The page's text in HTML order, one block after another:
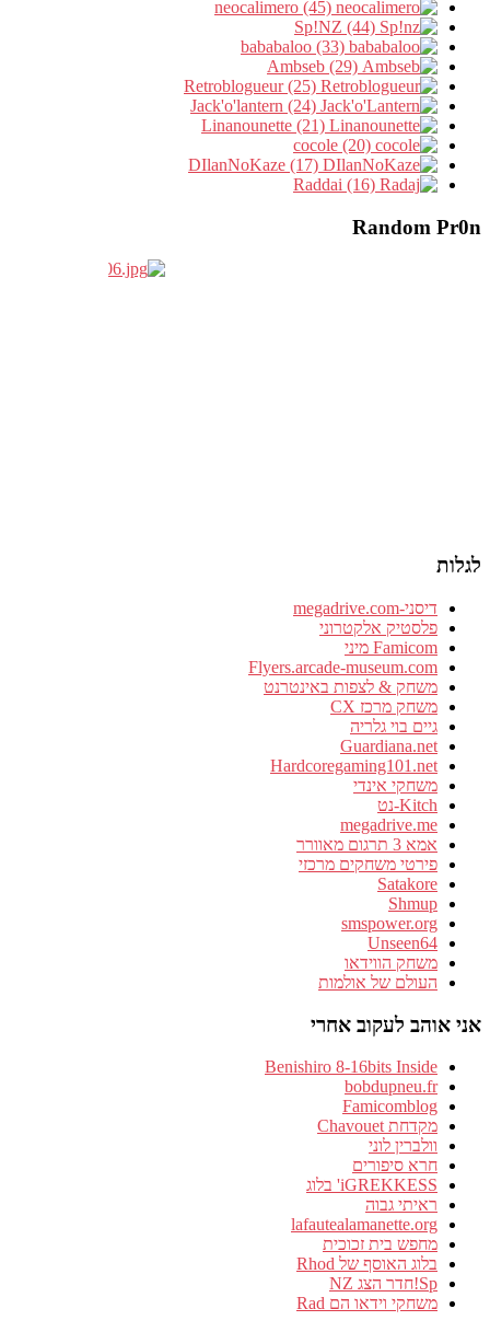
Random Pr0n
לגלות
דיסני-megadrive.com
פלסטיק אלקטרוני
Famicom מיני
Flyers.arcade-museum.com
משחק & לצפות באינטרנט
משחק מרכז CX
גיים בוי גלריה
Guardiana.net
Hardcoregaming101.net
משחקי אינדי
Kitch-נט
megadrive.me
אמא 3 תרגום מאוורר
פירטי משחקים מרכזי
Satakore
Shmup
smspower.org
Unseen64
משחק הווידאו
העולם של אולמות
אני אוהב לעקוב אחרי
Benishiro 8-16bits Inside
bobdupneu.fr
Famicomblog
מקדחת Chavouet
וולברין לוני
חרא סיפורים
iGREKKESS' בלוג
ראיתי גבוה
lafautealamanette.org
מחפש בית זכוכית
בלוג האוסף של Rhod
Sp!חדר הצג NZ
משחקי וידאו הם Rad